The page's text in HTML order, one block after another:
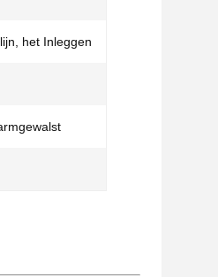
het Inleggen